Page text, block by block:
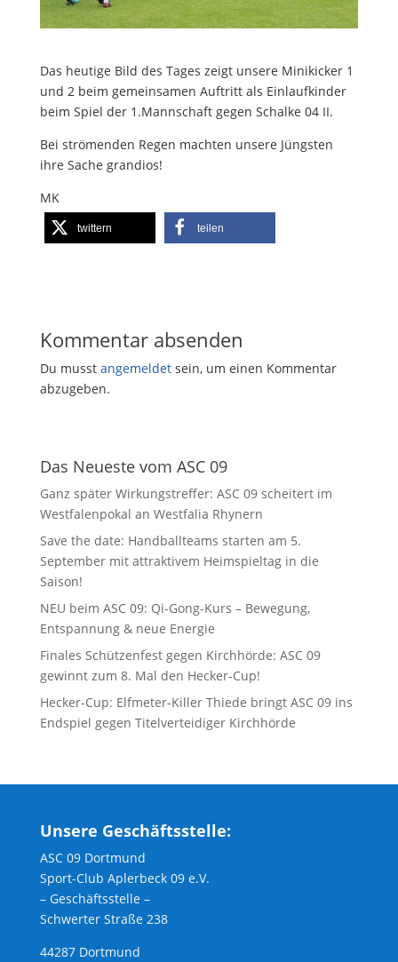
Das heutige Bild des Tages zeigt unsere Minikicker 1
und 2 beim gemeinsamen Auftritt als Einlaufkinder
beim Spiel der 1.Mannschaft gegen Schalke 04 II.
Bei strömenden Regen machten unsere Jüngsten
ihre Sache grandios!
MK
twittern teilen
Kommentar absenden
Du musst angemeldetsein, um einen Kommentar
abzugeben.
Das Neueste vom ASC 09
Ganz später Wirkungstreffer: ASC 09 scheitert im
Westfalenpokal an Westfalia Rhynern
Save the date: Handballteams starten am 5.
September mit attraktivem Heimspieltag in die
Saison!
NEU beim ASC 09: Qi-Gong-Kurs – Bewegung,
Entspannung & neue Energie
Finales Schützenfest gegen Kirchhörde: ASC 09
gewinnt zum 8. Mal den Hecker-Cup!
Hecker-Cup: Elfmeter-Killer Thiede bringt ASC 09 ins
Endspiel gegen Titelverteidiger Kirchhörde
Unsere Geschäftsstelle:
ASC 09 Dortmund
Sport-Club Aplerbeck 09 e.V.
– Geschäftsstelle –
Schwerter Straße 238
44287 Dortmund